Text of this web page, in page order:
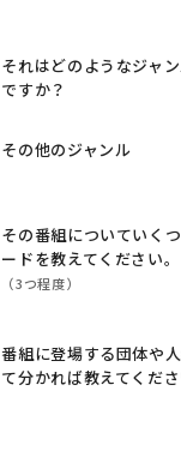
それはどのようなジャ
ですか？
その他のジャンル
その番組についていく
ードを教えてください。
（3つ程度）
番組に登場する団体や
て分かれば教えてくださ